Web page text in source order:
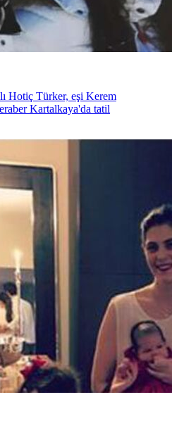
Hotiç Türker, eşi Kerem
Kartalkaya'da tatil